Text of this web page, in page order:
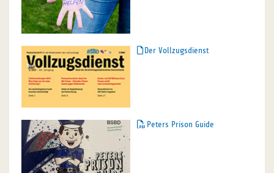
Der Vollzugsdienst
Peters Prison Guide